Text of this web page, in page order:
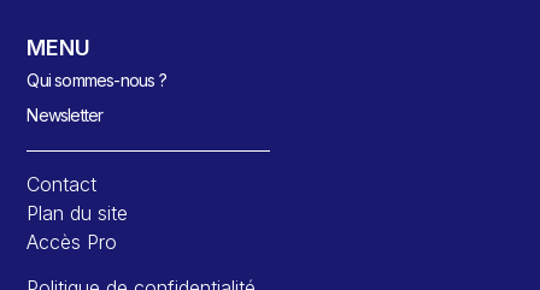
MENU
Qui sommes-nous ?
Newsletter
Contact
Plan du site
Accès Pro